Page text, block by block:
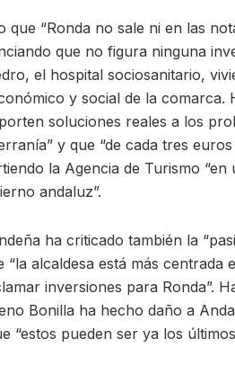
que “Ronda no sale ni en las
que no figura ninguna
el hospital sociosanitario,
y social de la comarca.
soluciones reales a los
y que “de cada tres
la Agencia de Turismo
andaluz”.
ha criticado también la
“la alcaldesa está más centrada
inversiones para Ronda”.
Bonilla ha hecho daño a
“estos pueden ser ya los